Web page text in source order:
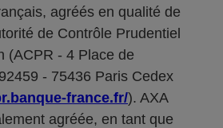
agréés en qualité de
de Contrôle Prudentiel
(ACPR - 4 Place de
- 75436 Paris Cedex
france.fr/). AXA
agréée, en tant que